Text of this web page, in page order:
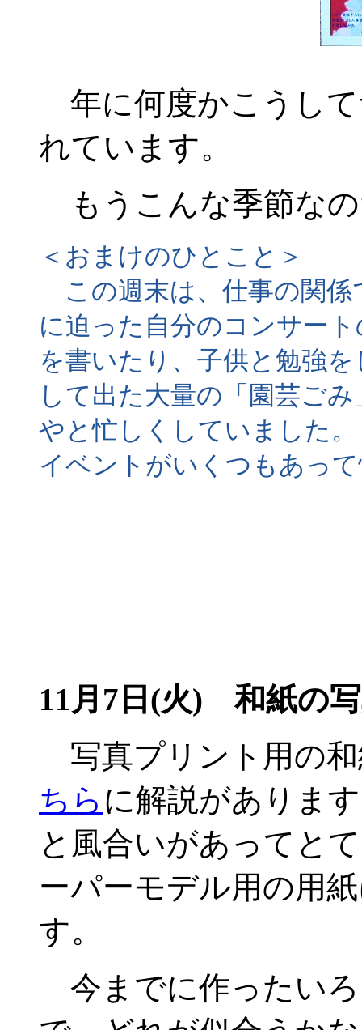
年に何度かこうし
れています。
もうこんな季節な
＜おまけのひとこと＞
この週末は、仕事の関係
に迫った自分のコンサー
を書いたり、子供と勉強
して出た大量の「園芸ご
やと忙しくしていました
イベントがいくつもあっ
11月7日(火) 和紙の
写真プリント用の
ちら に解説がありま
と風合いがあってと
ーパーモデル用の用
す。
今までに作ったい